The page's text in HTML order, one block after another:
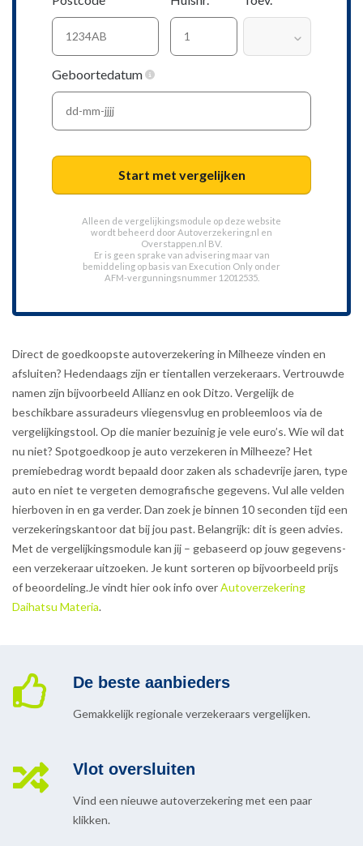
Geboortedatum
Start met vergelijken
Alleen de vergelijkingsmodule op deze website
wordt beheerd door Autoverzekering.nl en
Overstappen.nl BV.
Er is geen sprake van advisering maar van
bemiddeling op basis van Execution Only onder
AFM-vergunningsnummer 12012535.
Direct de goedkoopste autoverzekering in Milheeze vinden en
afsluiten? Hedendaags zijn er tientallen verzekeraars. Vertrouwde
namen zijn bijvoorbeeld Allianz en ook Ditzo. Vergelijk de
beschikbare assuradeurs vliegensvlug en probleemloos via de
vergelijkingstool. Op die manier bezuinig je vele euro’s. Wie wil dat
nu niet? Spotgoedkoop je auto verzekeren in Milheeze? Het
premiebedrag wordt bepaald door zaken als schadevrije jaren, type
auto en niet te vergeten demografische gegevens. Vul alle velden
hierboven in en ga verder. Dan zoek je binnen 10 seconden tijd een
verzekeringskantoor dat bij jou past. Belangrijk: dit is geen advies.
Met de vergelijkingsmodule kan jij – gebaseerd op jouw gegevens-
een verzekeraar uitzoeken. Je kunt sorteren op bijvoorbeeld prijs
of beoordeling.Je vindt hier ook info overAutoverzekering
Daihatsu Materia.
De beste aanbieders
Gemakkelijk regionale verzekeraars vergelijken.
Vlot oversluiten
Vind een nieuwe autoverzekering met een paar
klikken.